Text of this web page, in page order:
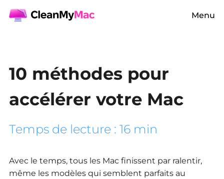
Menu
10 méthodes pour
accélérer votre Mac
Temps de lecture : 16 min
Avec le temps, tous les Mac finissent par ralentir,
même les modèles qui semblent parfaits au